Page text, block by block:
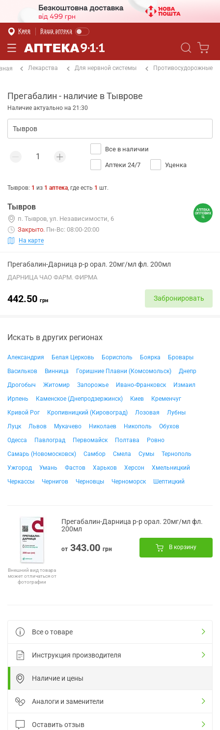
Киев Ваша аптека
Лекарства Для нервной системы Противосудорожные
Прегабалин - наличие в Тыврове
Наличие актуально на 21:30
Все в наличии
Аптеки 24/7 Уценка
Тывров: 1 из 1 аптека, где есть 1 шт.
Тывров
п. Тывров, ул. Независимости, 6
Закрыто. Пн-Вс: 08:00-20:00
На карте
Прегабалин-Дарница р-р орал. 20мг/мл фл. 200мл
ДАРНИЦА ЧАО ФАРМ. ФИРМА
442.50 грн Забронировать
Искать в других регионах
Александрия Белая Церковь Борисполь Боярка
Бровары
Васильков
Винница Горишние Плавни (Комсомольск)
Днепр
Дрогобыч
Житомир Запорожье Ивано-Франковск
Измаил
Ирпень
Каменское (Днепродзержинск) Киев
Кременчуг
Кривой Рог
Кропивницкий (Кировоград) Лозовая
Лубны
Луцк
Львов Мукачево Николаев Никополь
Обухов
Одесса
Павлоград Первомайск Полтава
Ровно
Самарь (Новомосковск)
Самбор Смела Сумы
Тернополь
Ужгород
Умань Фастов Харьков Херсон
Хмельницкий
Черкассы
Чернигов Черновцы Черноморск Шептицкий
Внешний вид товара
может отличаться от
фотографии
Прегабалин-Дарница р-р орал. 20мг/мл фл.
200мл
от 343.00 грн В корзину
Все о товаре
Инструкция производителя
Наличие и цены
Аналоги и заменители
Оставить отзыв